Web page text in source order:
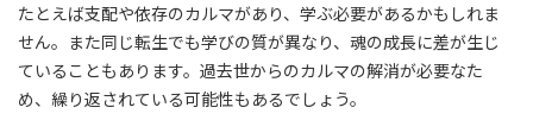
たとえば支配や依存のカルマがあり、学ぶ必要があるかもしれま
せん。また同じ転生でも学びの質が異なり、魂の成長に差が生じ
ていることもあります。過去世からのカルマの解消が必要なた
め、繰り返されている可能性もあるでしょう。